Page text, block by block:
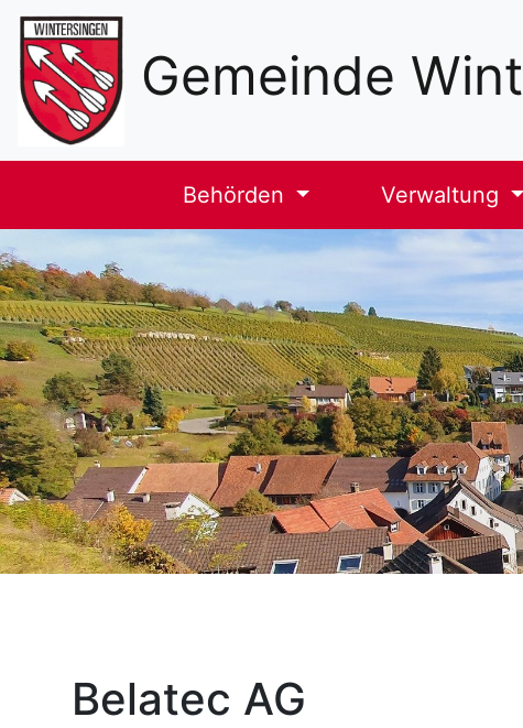
Sekundäre
NavigationGemeinde
Haupt-
Navigation
Behörden Verwaltung
Belatec AG